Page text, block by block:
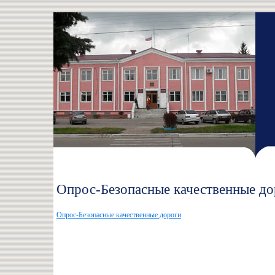
Опрос-Безопасные качественные
Опрос-Безопасные качественные дороги